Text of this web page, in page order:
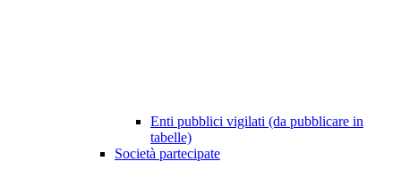
Enti pubblici vigilati (da pubblicare in
tabelle)
Società partecipate